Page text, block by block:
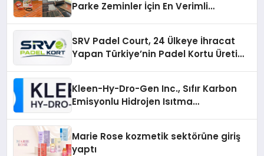
Parke Zeminler İçin En Verimli
SRV Padel Court, 24 Ülkeye İhracat
Yapan Türkiye’nin Padel Kortu Üretim
Kleen-Hy-Dro-Gen Inc., Sıfır Karbon
Emisyonlu Hidrojen Isıtma
Marie Rose kozmetik sektörüne giriş
yaptı